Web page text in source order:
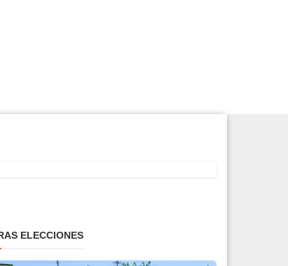
ELECCIONES